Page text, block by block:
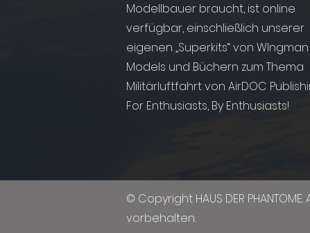
Modellbauer braucht, ist online
verfügbar, einschließlich unserer
eigenen „Superkits“ von WIngman
Models und Büchern zum Thema
Militärluftfahrt von AirDOC
For Enthusiasts, By Enthusiasts!
© Copyright HAUS DER
vorbehalten.